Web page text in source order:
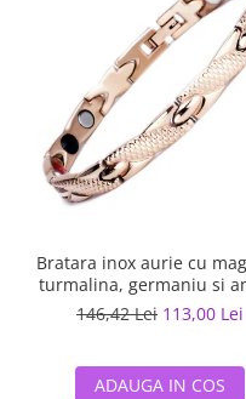
Bratara inox aurie cu
turmalina, germaniu si
146,42 Lei 113,00 Lei
ADAUGA IN COS